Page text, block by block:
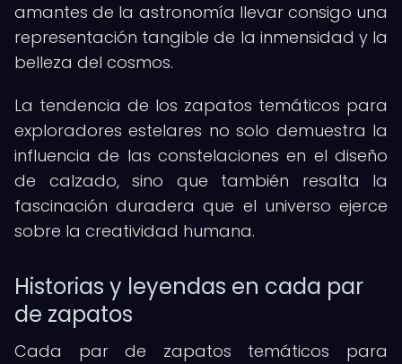
amantes de la astronomía llevar consigo una
representación tangible de la inmensidad y la
belleza del cosmos.
La tendencia de los zapatos temáticos para
exploradores estelares no solo demuestra la
influencia de las constelaciones en el diseño
de calzado, sino que también resalta la
fascinación duradera que el universo ejerce
sobre la creatividad humana.
Historias y leyendas en cada par
de zapatos
Cada par de zapatos temáticos para